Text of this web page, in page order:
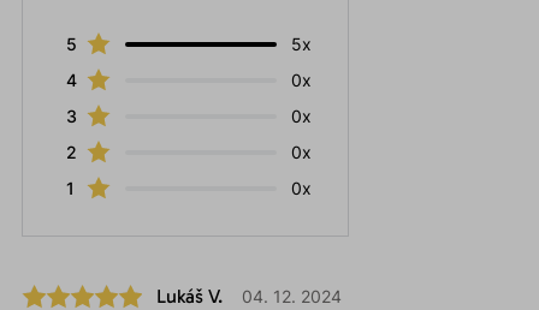
5
5x
4
0x
3
0x
2
0x
1
0x
Lukáš V. 04. 12. 2024